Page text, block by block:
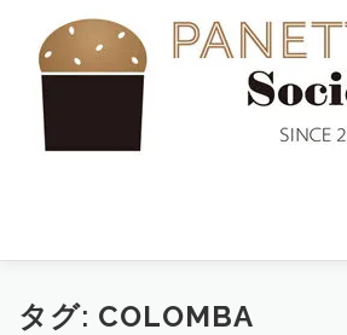
入会案内 ABOUT US
タグ: COLOMBA